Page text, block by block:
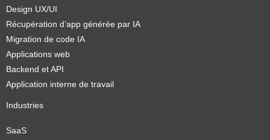
Design UX/UI
Récupération d’app générée par IA
Migration de code IA
Applications web
Backend et API
Application interne de travail
Industries
SaaS